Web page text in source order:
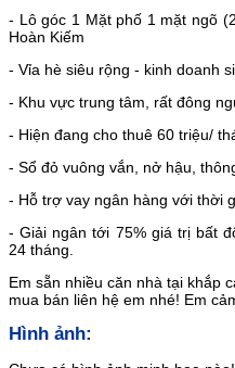
- Lô góc 1 Mặt phố 1 mặt ngõ
Hoàn Kiếm
- Vỉa hè siêu rộng - kinh doanh
- Khu vực trung tâm, rất đông
- Hiện đang cho thuê 60 triệu/
- Sổ đỏ vuông vắn, nở hậu,
- Hỗ trợ vay ngân hàng với thời
- Giải ngân tới 75% giá trị bất
24 tháng.
Em sẵn nhiều căn nhà tại khắp
mua bán liên hệ em nhé! Em
Hình ảnh: